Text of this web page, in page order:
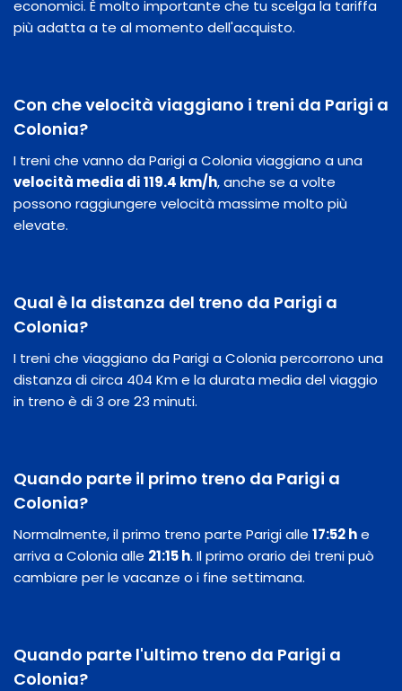
economici. È molto importante che tu scelga la tariffa
più adatta a te al momento dell'acquisto.
Con che velocità viaggiano i treni da Parigi a
Colonia?
I treni che vanno da Parigi a Colonia viaggiano a una
velocità media di 119.4 km/h, anche se a volte
possono raggiungere velocità massime molto più
elevate.
Qual è la distanza del treno da Parigi a
Colonia?
I treni che viaggiano da Parigi a Colonia percorrono una
distanza di circa 404 Km e la durata media del viaggio
in treno è di 3 ore 23 minuti.
Quando parte il primo treno da Parigi a
Colonia?
Normalmente, il primo treno parte Parigi alle 17:52 he
arriva a Colonia alle 21:15 h. Il primo orario dei treni può
cambiare per le vacanze o i fine settimana.
Quando parte l'ultimo treno da Parigi a
Colonia?